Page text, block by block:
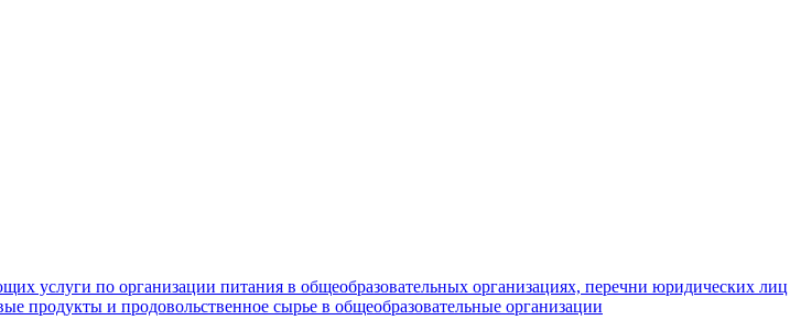
услуги по организации питания в общеобразовательных организациях, перечни юридических лиц
и продовольственное сырье в общеобразовательные организации